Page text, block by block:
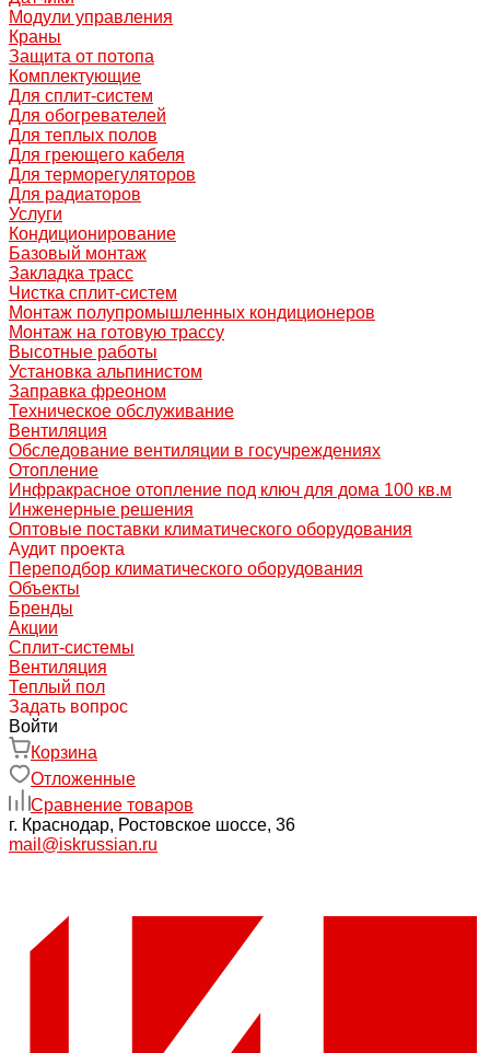
Модули управления
Краны
Защита от потопа
Комплектующие
Для сплит-систем
Для обогревателей
Для теплых полов
Для греющего кабеля
Для терморегуляторов
Для радиаторов
Услуги
Кондиционирование
Базовый монтаж
Закладка трасс
Чистка сплит-систем
Монтаж полупромышленных кондиционеров
Монтаж на готовую трассу
Высотные работы
Установка альпинистом
Заправка фреоном
Техническое обслуживание
Вентиляция
Обследование вентиляции в госучреждениях
Отопление
Инфракрасное отопление под ключ для дома 100 кв.м
Инженерные решения
Оптовые поставки климатического оборудования
Аудит проекта
Переподбор климатического оборудования
Объекты
Бренды
Акции
Сплит-системы
Вентиляция
Теплый пол
Задать вопрос
Войти
Корзина
Отложенные
Сравнение товаров
г. Краснодар, Ростовское шоссе, 36
mail@iskrussian.ru